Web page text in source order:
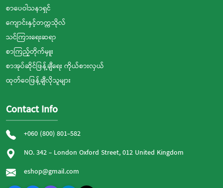
စာပေဝါသနာရှင်
ကျောင်းနှင့်တက္ကသိုလ်
သင်ကြားရေးဆရာ
စာကြည့်တိုက်မှူး
စာအုပ်ဆိုင်ဖြန့်ချီရေး ကိုယ်စားလှယ်
ထုတ်ဝေဖြန့်ချီလိုသူများ
Contact Info
+060 (800) 801-582
NO. 342 - London Oxford Street, 012 United Kingdom
eshop@gmail.com